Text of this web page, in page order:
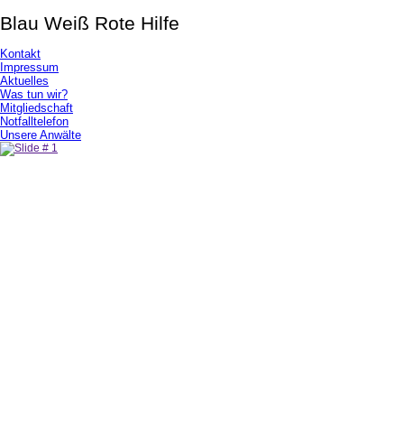
Blau Weiß Rote Hilfe
Kontakt
Impressum
Aktuelles
Was tun wir?
Mitgliedschaft
Notfalltelefon
Unsere Anwälte